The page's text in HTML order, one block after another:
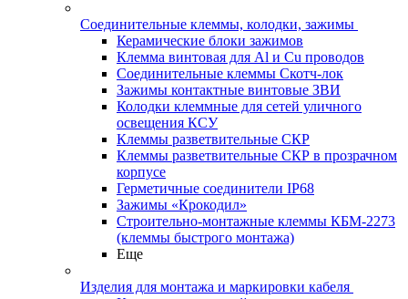
Соединительные клеммы, колодки, зажимы
Керамические блоки зажимов
Клемма винтовая для Al и Cu проводов
Соединительные клеммы Скотч-лок
Зажимы контактные винтовые ЗВИ
Колодки клеммные для сетей уличного
освещения КСУ
Клеммы разветвительные СКР
Клеммы разветвительные СКР в прозрачном
корпусе
Герметичные соединители IP68
Зажимы «Крокодил»
Строительно-монтажные клеммы КБМ-2273
(клеммы быстрого монтажа)
Еще
Изделия для монтажа и маркировки кабеля